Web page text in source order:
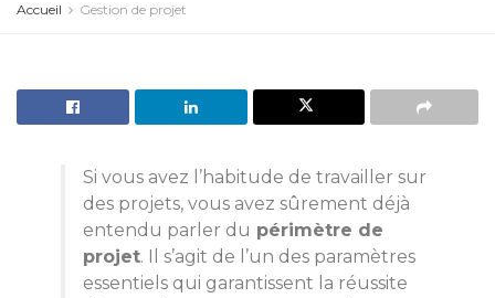
Accueil Gestion de projet
Si vous avez l’habitude de travailler sur
des projets, vous avez sûrement déjà
entendu parler du périmètre de
projet. Il s’agit de l’un des paramètres
essentiels qui garantissent la réussite